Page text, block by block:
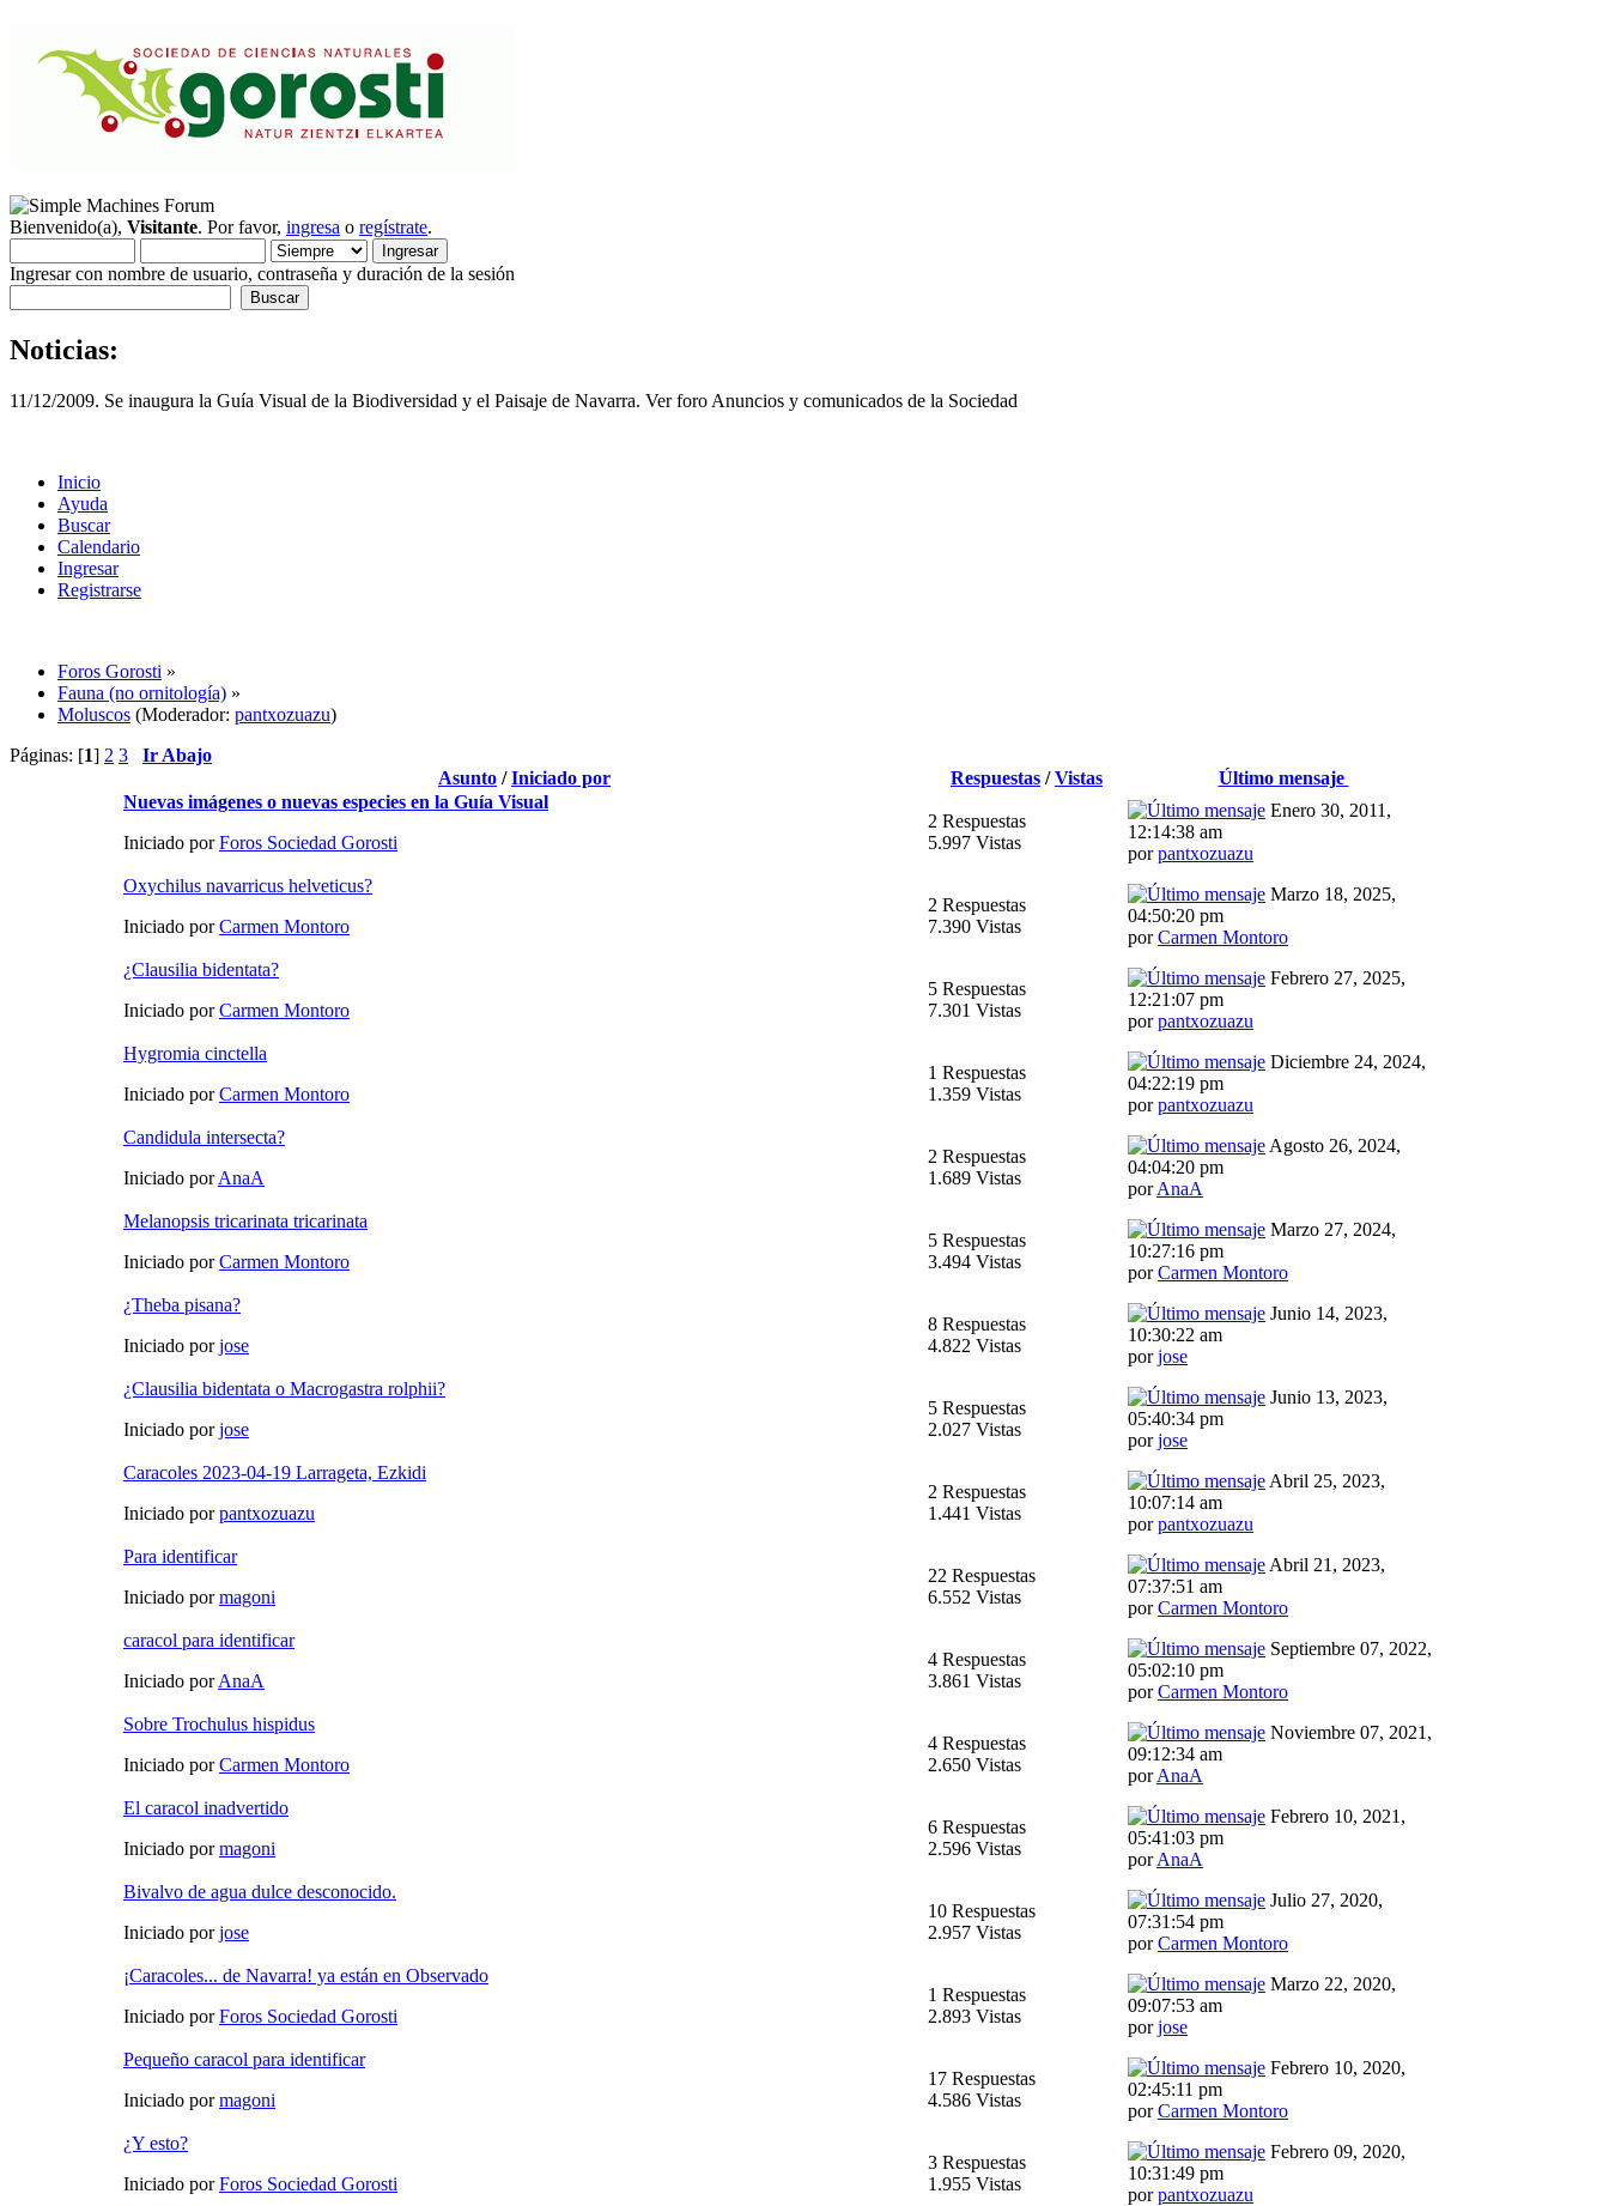
Bienvenido(a), Visitante. Por favor, ingresa o regístrate.
Ingresar con nombre de usuario, contraseña y duración de la sesión
Noticias:
11/12/2009. Se inaugura la Guía Visual de la Biodiversidad y el Paisaje de Navarra. Ver foro Anuncios y comunicados de la Sociedad
Inicio
Ayuda
Buscar
Calendario
Ingresar
Registrarse
Foros Gorosti »
Fauna (no ornitología) »
Moluscos (Moderador: pantxozuazu)
Páginas: [1] 2 3
Ir Abajo
Asunto /Iniciado por Respuestas /Vistas
Último mensaje
Nuevas imágenes o nuevas especies en la Guía Visual
Iniciado porForos Sociedad Gorosti
2 Respuestas
5.997 Vistas
Enero 30, 2011,
12:14:38 am
porpantxozuazu
Oxychilus navarricus helveticus?
Iniciado porCarmen Montoro
2 Respuestas
7.390 Vistas
Marzo 18, 2025,
04:50:20 pm
porCarmen Montoro
¿Clausilia bidentata?
Iniciado porCarmen Montoro
5 Respuestas
7.301 Vistas
Febrero 27, 2025,
12:21:07 pm
porpantxozuazu
Hygromia cinctella
Iniciado porCarmen Montoro
1 Respuestas
1.359 Vistas
Diciembre 24, 2024,
04:22:19 pm
porpantxozuazu
Candidula intersecta?
Iniciado porAnaA
2 Respuestas
1.689 Vistas
Agosto 26, 2024,
04:04:20 pm
porAnaA
Melanopsis tricarinata tricarinata
Iniciado porCarmen Montoro
5 Respuestas
3.494 Vistas
Marzo 27, 2024,
10:27:16 pm
porCarmen Montoro
¿Theba pisana?
Iniciado porjose
8 Respuestas
4.822 Vistas
Junio 14, 2023,
10:30:22 am
porjose
¿Clausilia bidentata o Macrogastra rolphii?
Iniciado porjose
5 Respuestas
2.027 Vistas
Junio 13, 2023,
05:40:34 pm
porjose
Caracoles 2023-04-19 Larrageta, Ezkidi
Iniciado porpantxozuazu
2 Respuestas
1.441 Vistas
Abril 25, 2023,
10:07:14 am
porpantxozuazu
Para identificar
Iniciado pormagoni
22 Respuestas
6.552 Vistas
Abril 21, 2023,
07:37:51 am
porCarmen Montoro
caracol para identificar
Iniciado porAnaA
4 Respuestas
3.861 Vistas
Septiembre 07, 2022,
05:02:10 pm
porCarmen Montoro
Sobre Trochulus hispidus
Iniciado porCarmen Montoro
4 Respuestas
2.650 Vistas
Noviembre 07, 2021,
09:12:34 am
porAnaA
El caracol inadvertido
Iniciado pormagoni
6 Respuestas
2.596 Vistas
Febrero 10, 2021,
05:41:03 pm
porAnaA
Bivalvo de agua dulce desconocido.
Iniciado porjose
10 Respuestas
2.957 Vistas
Julio 27, 2020,
07:31:54 pm
porCarmen Montoro
¡Caracoles... de Navarra! ya están en Observado
Iniciado porForos Sociedad Gorosti
1 Respuestas
2.893 Vistas
Marzo 22, 2020,
09:07:53 am
porjose
Pequeño caracol para identificar
Iniciado pormagoni
17 Respuestas
4.586 Vistas
Febrero 10, 2020,
02:45:11 pm
porCarmen Montoro
¿Y esto?
Iniciado porForos Sociedad Gorosti
3 Respuestas
1.955 Vistas
Febrero 09, 2020,
10:31:49 pm
porpantxozuazu